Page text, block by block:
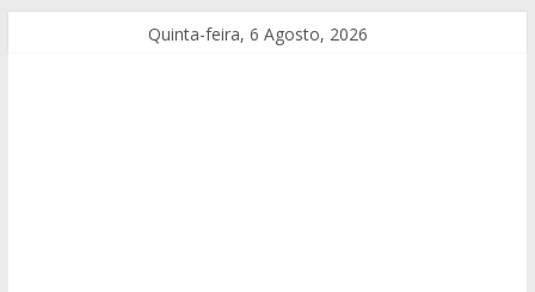
Quinta-feira, 6 Agosto, 2026